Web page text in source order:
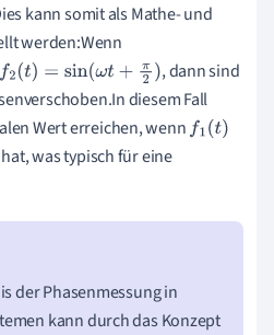
kann somit als Mathe- und
werden:Wenn
f2(t)=sin ωt+π2)
, dann sind
diesem Fall
Wert erreichen, wennf1(t)
was typisch für eine
der Phasenmessung in
kann durch das Konzept